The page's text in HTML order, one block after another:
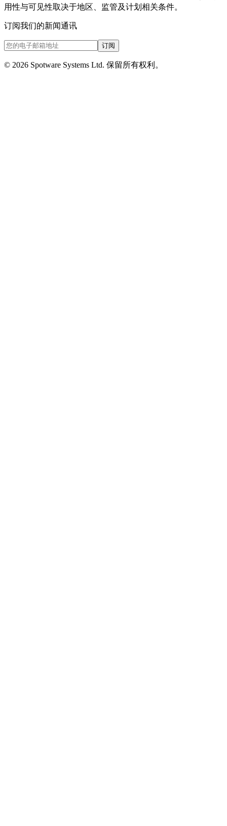
用性与可见性取决于地区、监管及计划相关条件。
订阅我们的新闻通讯
订阅
© 2026 Spotware Systems Ltd. 保留所有权利。